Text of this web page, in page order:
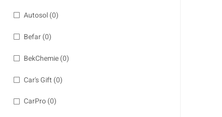
Autosol(0)
Befar(0)
BekChemie(0)
Car's Gift (0)
CarPro(0)